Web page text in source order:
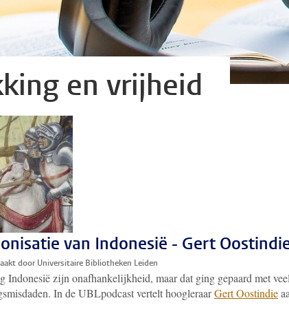
en vrijheid
van Indonesië - Gert
door Universitaire Bibliotheken Leiden
Indonesië zijn onafhankelijkheid, maar dat ging gepaard met
In de UBLpodcast vertelt hoogleraarGert Oostindie